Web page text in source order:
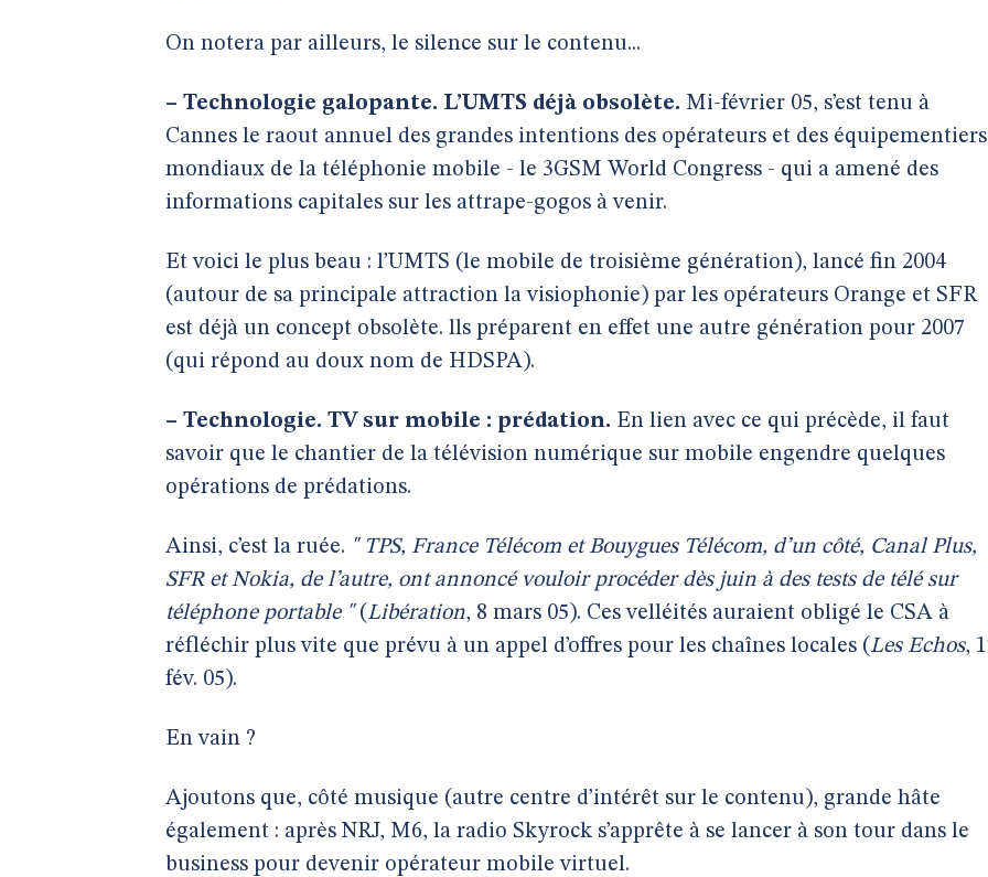
On notera par ailleurs, le silence sur le contenu...
– Technologie galopante. L’UMTS déjà obsolète. Mi-février 05, s’est tenu à
Cannes le raout annuel des grandes intentions des opérateurs et des équipementiers
mondiaux de la téléphonie mobile - le 3GSM World Congress - qui a amené des
informations capitales sur les attrape-gogos à venir.
Et voici le plus beau : l’UMTS (le mobile de troisième génération), lancé fin 2004
(autour de sa principale attraction la visiophonie) par les opérateurs Orange et SFR
est déjà un concept obsolète. lls préparent en effet une autre génération pour 2007
(qui répond au doux nom de HDSPA).
– Technologie. TV sur mobile : prédation. En lien avec ce qui précède, il faut
savoir que le chantier de la télévision numérique sur mobile engendre quelques
opérations de prédations.
Ainsi, c’est la ruée. " TPS, France Télécom et Bouygues Télécom, d’un côté, Canal Plus,
SFR et Nokia, de l’autre, ont annoncé vouloir procéder dès juin à des tests de télé sur
téléphone portable "(Libération, 8 mars 05). Ces velléités auraient obligé le CSA à
réfléchir plus vite que prévu à un appel d’offres pour les chaînes locales (Les Echos,
fév. 05).
En vain ?
Ajoutons que, côté musique (autre centre d’intérêt sur le contenu), grande hâte
également : après NRJ, M6, la radio Skyrock s’apprête à se lancer à son tour dans le
business pour devenir opérateur mobile virtuel.